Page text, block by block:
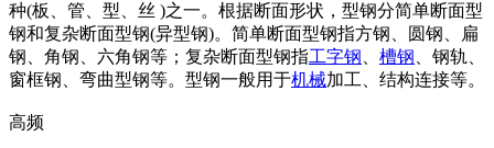
种(板、管、型、丝 )之一。根据断面形状，型钢分简单断面型
钢和复杂断面型钢(异型钢)。简单断面型钢指方钢、圆钢、扁
钢、角钢、六角钢等；复杂断面型钢指工字钢 槽钢 、钢轨、
窗框钢、弯曲型钢等。型钢一般用于机械加工、结构连接等。
高频